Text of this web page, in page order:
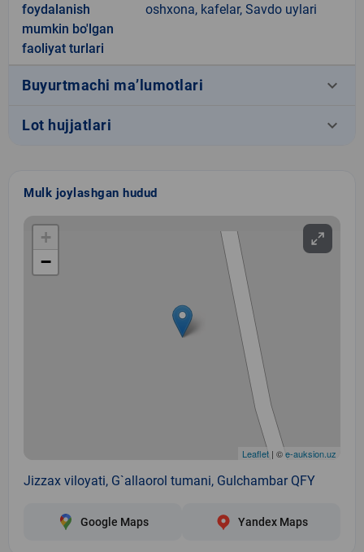
foydalanish
mumkin bo'lgan
faoliyat turlari
oshxona, kafelar, Savdo uylari
Buyurtmachi ma’lumotlari keyboard_arrow_down
Lot hujjatlari keyboard_arrow_down
Mulk joylashgan hudud
+
−
Leaflet | ©e-auksion.uz
Jizzax viloyati, G`allaorol tumani, Gulchambar QFY
Google Maps Yandex Maps